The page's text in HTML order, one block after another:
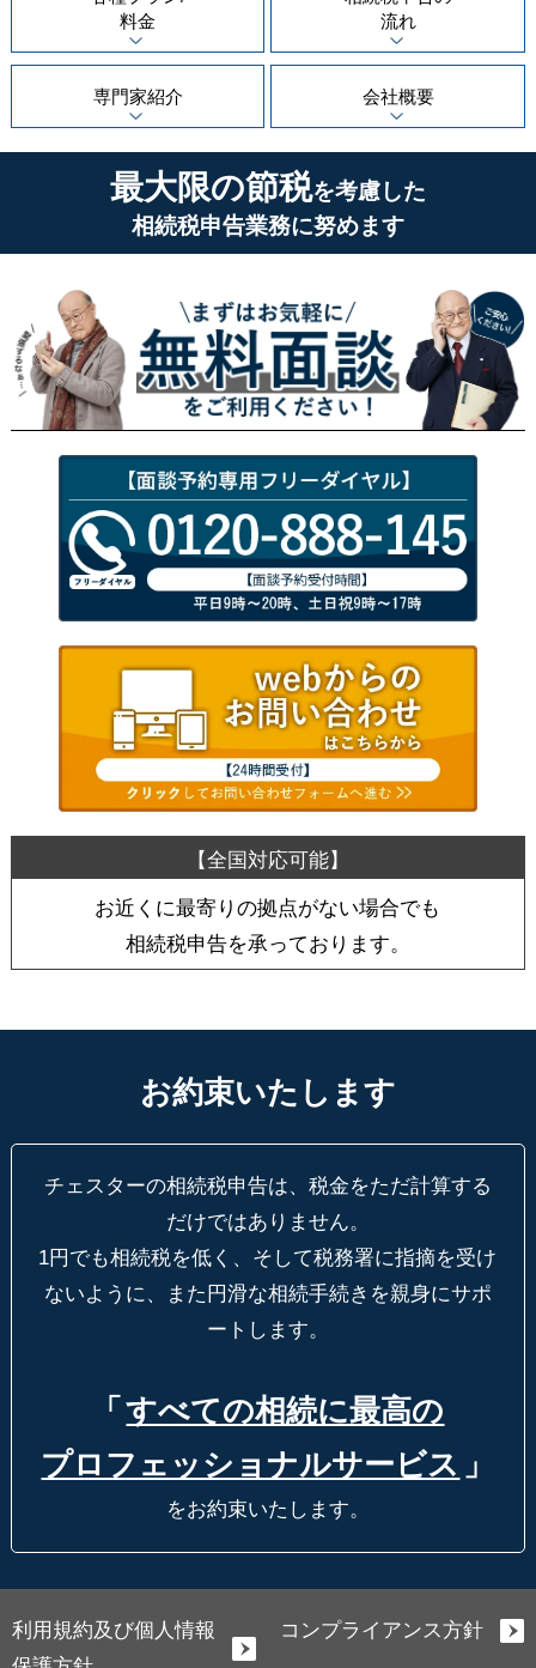
料金
流れ
専門家紹介 会社概要
最大限の節税を考慮した
相続税申告業務に努めます
お近くに最寄りの拠点がない場合でも
相続税申告を承っております。
お約束いたします
チェスターの相続税申告は、税金をただ計算する
だけではありません。
1円でも相続税を低く、そして税務署に指摘を受け
ないように、
また円滑な相続手続きを親身にサポ
ートします。
「 すべての相続に最高の
プロフェッショナルサービス 」
をお約束いたします。
利用規約及び個人情報
コンプライアンス方針